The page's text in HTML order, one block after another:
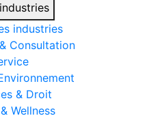
industries
Consultation
& Droit
Wellness